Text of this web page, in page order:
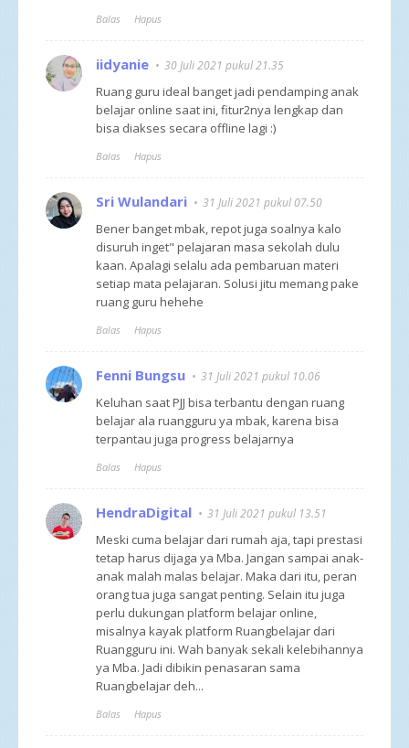
Balas Hapus
iidyanie 30 Juli 2021 pukul 21.35
Ruang guru ideal banget jadi pendamping anak
belajar online saat ini, fitur2nya lengkap dan
bisa diakses secara offline lagi :)
Balas Hapus
Sri Wulandari 31 Juli 2021 pukul 07.50
Bener banget mbak, repot juga soalnya kalo
disuruh inget" pelajaran masa sekolah dulu
kaan. Apalagi selalu ada pembaruan materi
setiap mata pelajaran. Solusi jitu memang pake
ruang guru hehehe
Balas Hapus
Fenni Bungsu 31 Juli 2021 pukul 10.06
Keluhan saat PJJ bisa terbantu dengan ruang
belajar ala ruangguru ya mbak, karena bisa
terpantau juga progress belajarnya
Balas Hapus
HendraDigital 31 Juli 2021 pukul 13.51
Meski cuma belajar dari rumah aja, tapi prestasi
tetap harus dijaga ya Mba. Jangan sampai anak-
anak malah malas belajar. Maka dari itu, peran
orang tua juga sangat penting. Selain itu juga
perlu dukungan platform belajar online,
misalnya kayak platform Ruangbelajar dari
Ruangguru ini. Wah banyak sekali kelebihannya
ya Mba. Jadi dibikin penasaran sama
Ruangbelajar deh...
Balas Hapus